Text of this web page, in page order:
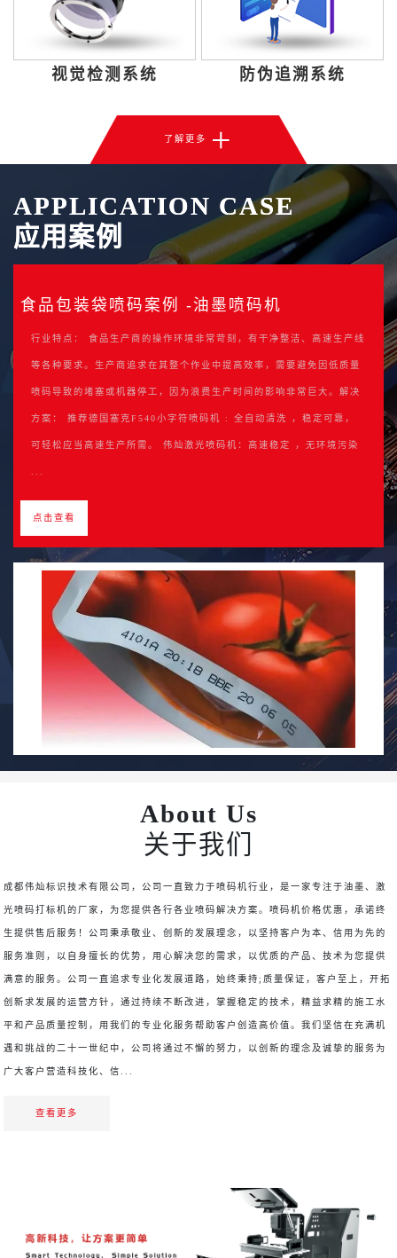
视觉检测系统 防伪追溯系统
了解更多 +
正在更新中，请联系我们索要案例
正在更新中，请联系我们索要行业案例正在更新中，请联系我们索要行
业案例正在更新中，请联系我们索要行业案例正在更新中，请联系我们
索要行业案例正在更新中，请联系我们索要行业案例正在更新中，请联
系我们索要行业案例请联系我们索要行业案例正在更新中，请联系我们
索要行业案例请联系我们索要行业案例正在更新中，请联系我们索要行
点击查看
APPLICATION CASE
应用案例
食品包装袋喷码案例 -油墨喷码机
行业特点： 食品生产商的操作环境非常苛刻，有干净整洁、高速生产线
等各种要求。生产商追求在其整个作业中提高效率，需要避免因低质量
喷码导致的堵塞或机器停工，因为浪费生产时间的影响非常巨大。解决
方案： 推荐德国塞克F540小字符喷码机 : 全自动清洗 ，稳定可靠，
可轻松应当高速生产所需。 伟灿激光喷码机：高速稳定 ，无环境污染
点击查看
APPLICATION CASE
应用案例
正在更新中，请联系我们索要案例
正在更新中，请联系我们索要行业案例正在更新中，请联系我们索要行
业案例正在更新中，请联系我们索要行业案例正在更新中，请联系我们
索要行业案例正在更新中，请联系我们索要行业案例正在更新中，请联
系我们索要行业案例请联系我们索要行业案例正在更新中，请联系我们
索要行业案例请联系我们索要行业案例正在更新中，请联系我们索要行
点击查看
食品包装袋喷码案例 -油墨喷码机
行业特点： 食品生产商的操作环境非常苛刻，有干净整洁、高速生产线
等各种要求。生产商追求在其整个作业中提高效率，需要避免因低质量
喷码导致的堵塞或机器停工，因为浪费生产时间的影响非常巨大。解决
方案： 推荐德国塞克F540小字符喷码机 : 全自动清洗 ，稳定可靠，
可轻松应当高速生产所需。 伟灿激光喷码机：高速稳定 ，无环境污染
点击查看
About Us
关于我们
成都伟灿标识技术有限公司，公司一直致力于喷码机行业，是一家专注于油墨、激
光喷码打标机的厂家，为您提供各行各业喷码解决方案。喷码机价格优惠，承诺终
生提供售后服务！公司秉承敬业、创新的发展理念，以坚持客户为本、信用为先的
服务准则，以自身擅长的优势，用心解决您的需求，以优质的产品、技术为您提供
满意的服务。公司一直追求专业化发展道路，始终秉持;质量保证，客户至上，开拓
创新求发展的运营方针，通过持续不断改进，掌握稳定的技术，精益求精的施工水
平和产品质量控制，用我们的专业化服务帮助客户创造高价值。我们坚信在充满机
遇和挑战的二十一世纪中，公司将通过不懈的努力，以创新的理念及诚挚的服务为
广大客户营造科技化、信...
查看更多